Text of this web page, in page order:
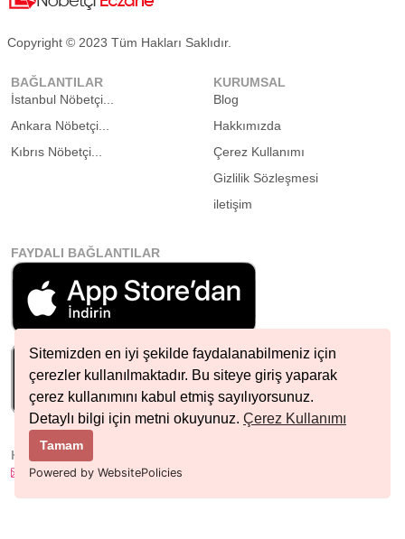
Sitemizden en iyi şekilde faydalanabilmeniz için
çerezler kullanılmaktadır. Bu siteye giriş yaparak
çerez kullanımını kabul etmiş sayılıyorsunuz.
Detaylı bilgi için metni okuyunuz. Çerez Kullanımı
Tamam
Powered by WebsitePolicies
Copyright © 2023 Tüm Hakları Saklıdır.
BAĞLANTILAR
İstanbul Nöbetçi...
Ankara Nöbetçi...
Kıbrıs Nöbetçi...
KURUMSAL
Blog
Hakkımızda
Çerez Kullanımı
Gizlilik Sözleşmesi
iletişim
FAYDALI BAĞLANTILAR
HIZLI İLETIŞIM
info@nobetcieczane.net